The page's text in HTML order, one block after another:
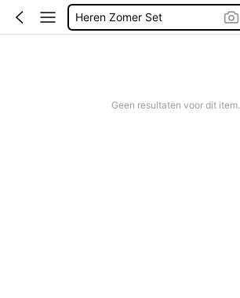
Korte Broek Heren
Geen resultaten voor dit item.